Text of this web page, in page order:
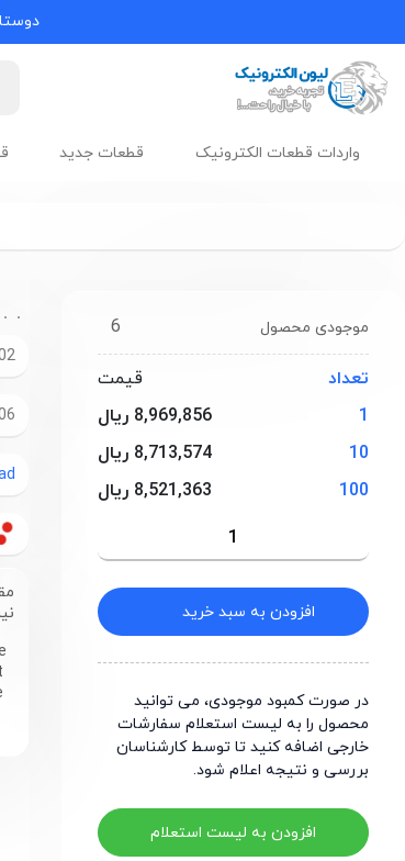
واردات قطعات الکترونیک قطعات جدید
6 موجودی محصول
تعداد
قیمت
1
8,969,856 ریال
10
8,713,574 ریال
100
8,521,363 ریال
افزودن به سبد خرید
در صورت کمبود موجودی، می توانید
محصول را به لیست استعلام سفارشات
خارجی اضافه کنید تا توسط کارشناسان
بررسی و نتیجه اعلام شود.
افزودن به لیست استعلام